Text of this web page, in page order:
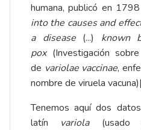
humana, publicó en
into the causes and
a disease(...) known
pox(Investigación
de variolae vaccinae,
nombre de viruela vacuna)
Tenemos aquí dos
latín variola (usado